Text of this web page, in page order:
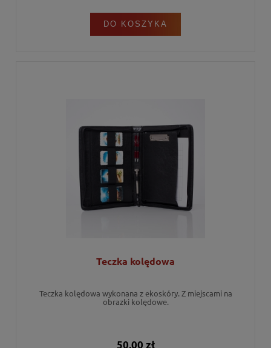
DO KOSZYKA
Teczka kolędowa
Teczka kolędowa wykonana z ekoskóry. Z miejscami na
obrazki kolędowe.
50,00 zł